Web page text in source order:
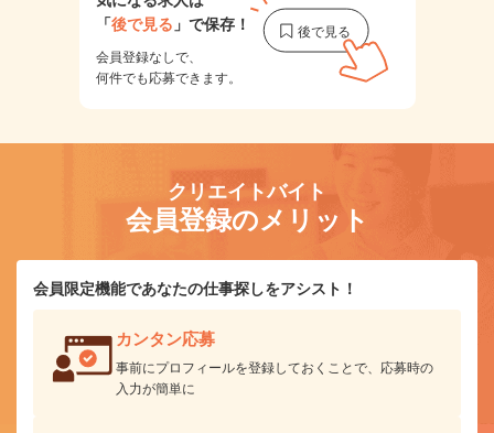
「後で見る 」で保存！
会員登録なしで、
何件でも応募できます。
クリエイトバイト
会員登録のメリット
会員限定機能であなたの仕事探しをアシスト！
カンタン応募
事前にプロフィールを登録しておくことで、応募時の
入力が簡単に